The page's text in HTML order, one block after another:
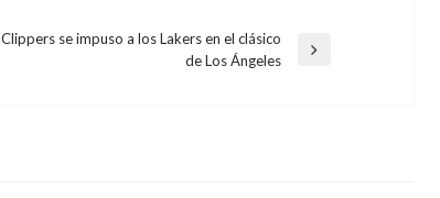
Clippers se impuso a los Lakers en el clásico
de Los Ángeles